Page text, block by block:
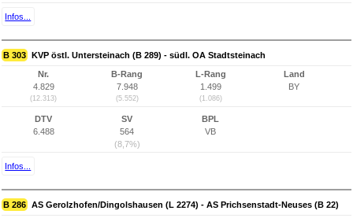
Infos...
B 303 KVP östl. Untersteinach (B 289) - südl. OA Stadtsteinach
Nr.
4.829
(12.313)
B-Rang
7.948
(5.552)
L-Rang
1.499
(1.086)
Land
BY
DTV
6.488
SV
564
(8,7%)
BPL
VB
Infos...
B 286 AS Gerolzhofen/Dingolshausen (L 2274) - AS Prichsenstadt-Neuses (B 22)